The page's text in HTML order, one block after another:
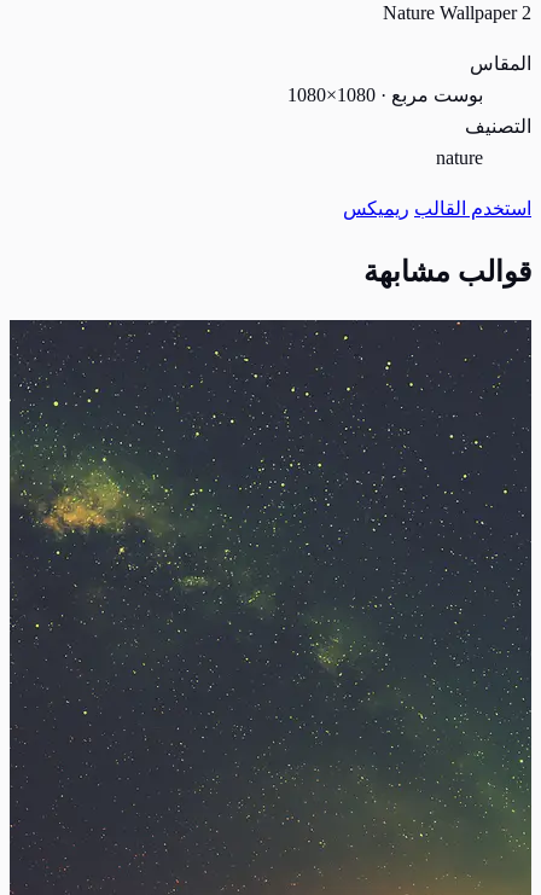
Nature Wallpaper 2
المقاس
بوست مربع · 1080×1080
التصنيف
nature
استخدم القالب ريميكس
قوالب مشابهة